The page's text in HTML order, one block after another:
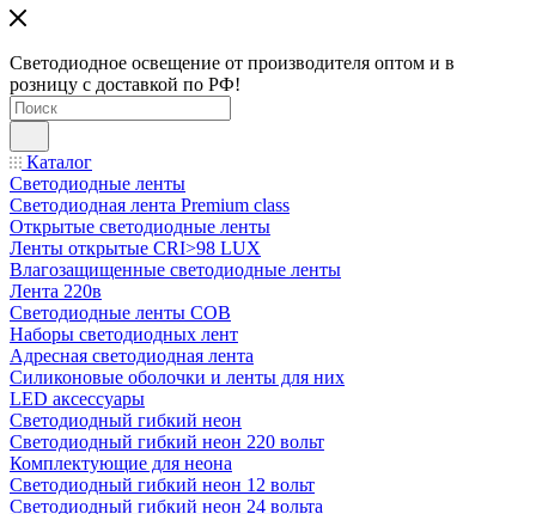
Светодиодное освещение от производителя оптом и в
розницу с доставкой по РФ!
Каталог
Светодиодные ленты
Светодиодная лента Premium class
Открытые светодиодные ленты
Ленты открытые CRI>98 LUX
Влагозащищенные светодиодные ленты
Лента 220в
Светодиодные ленты COB
Наборы светодиодных лент
Адресная светодиодная лента
Силиконовые оболочки и ленты для них
LED аксессуары
Светодиодный гибкий неон
Светодиодный гибкий неон 220 вольт
Комплектующие для неона
Светодиодный гибкий неон 12 вольт
Светодиодный гибкий неон 24 вольта